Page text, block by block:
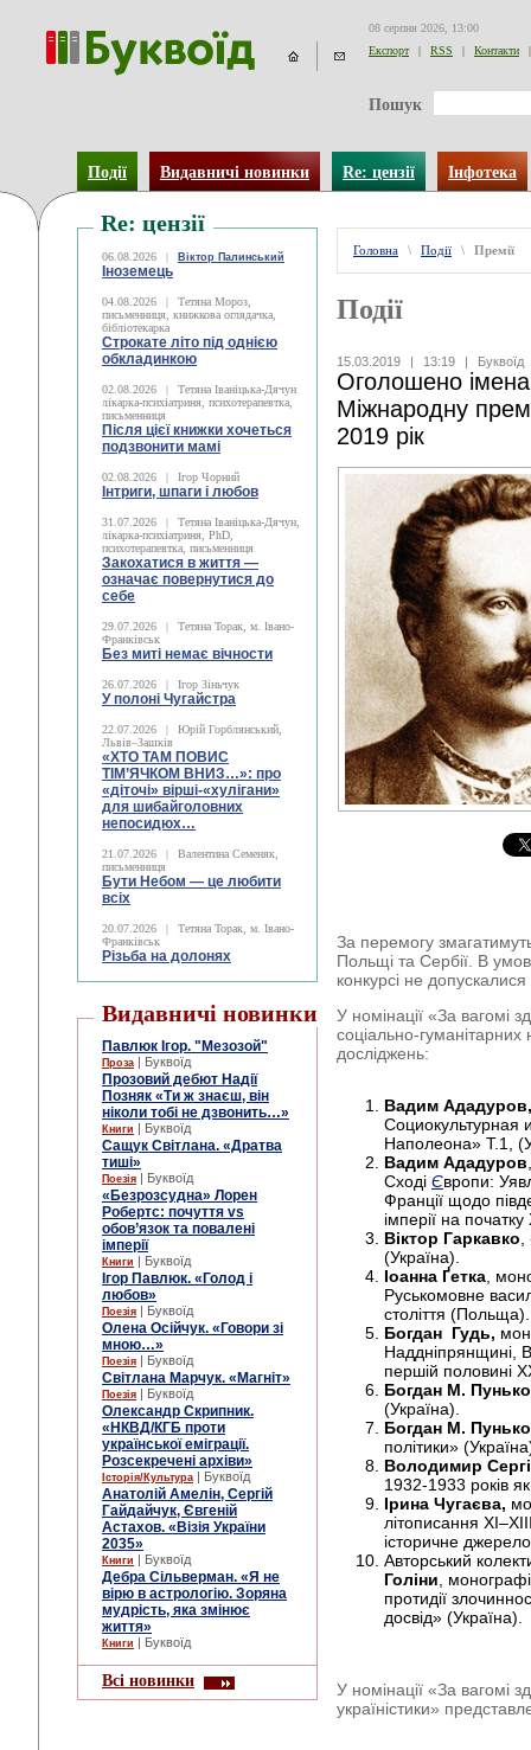
08 серпня 2026, 13:00
Експорт
| RSS | Контакти |
Пошук
Події Видавничі новинки Re: цензії Інфотека
Re: цензії
06.08.2026 | Віктор Палинський
Іноземець
04.08.2026 |
Тетяна Мороз,
письменниця, книжкова оглядачка,
бібліотекарка
Строкате літо під однією
обкладинкою
02.08.2026 |
Тетяна Іваніцька-Дячун
лікарка-психіатриня, психотерапевтка,
письменниця
Після цієї книжки хочеться
подзвонити мамі
02.08.2026 | Ігор Чорний
Інтриги, шпаги і любов
31.07.2026 |
Тетяна Іваніцька-Дячун,
лікарка-психіатриня, PhD,
психотерапевтка, письменниця
Закохатися в життя —
означає повернутися до
себе
29.07.2026 |
Тетяна Торак, м. Івано-
Франківськ
Без миті немає вічности
26.07.2026 | Ігор Зіньчук
У полоні Чугайстра
22.07.2026 |
Юрій Горблянський,
Львів–Зашків
«ХТО ТАМ ПОВИС
ТІМ’ЯЧКОМ ВНИЗ…»: про
«діточі» вірші-«хулігани»
для шибайголовних
непосидюх…
21.07.2026 |
Валентина Семеняк,
письменниця
Бути Небом ― це любити
всіх
20.07.2026 |
Тетяна Торак, м. Івано-
Франківськ
Різьба на долонях
Видавничі новинки
Павлюк Ігор. "Мезозой"
Проза | Буквоїд
Прозовий дебют Надії
Позняк «Ти ж знаєш, він
ніколи тобі не дзвонить…»
Книги | Буквоїд
Сащук Світлана. «Дратва
тиші»
Поезія | Буквоїд
«Безрозсудна» Лорен
Робертс: почуття vs
обов’язок та повалені
імперії
Книги | Буквоїд
Ігор Павлюк. «Голод і
любов»
Поезія | Буквоїд
Олена Осійчук. «Говори зі
мною…»
Поезія | Буквоїд
Світлана Марчук. «Магніт»
Поезія | Буквоїд
Олександр Скрипник.
«НКВД/КГБ проти
української еміграції.
Розсекречені архіви»
Історія/Культура | Буквоїд
Анатолій Амелін, Сергій
Гайдайчук, Євгеній
Астахов. «Візія України
2035»
Книги | Буквоїд
Дебра Сільверман. «Я не
вірю в астрологію. Зоряна
мудрість, яка змінює
життя»
Книги | Буквоїд
Всі новинки
Головна \ Події \ Премії
Події
15.03.2019 | 13:19 | Буквоїд
Оголошено
Міжнародну
2019 рік
За перемогу
Польщі та Сербії. В
конкурсі не
У номінації «За вагомі
соціально-
досліджень:
Вадим
Социокультурная
Наполеона» Т.1,
Вадим Ададуров
Сході Європи:
Франції щодо
імперії на
Віктор Гаркавко,
(Україна).
Іоанна Ґетка,
Руськомовне
століття (Польща).
Богдан Гудь,
Наддніпрянщині,
першій половині
Богдан М.
(Україна).
Богдан М.
політики»
Володимир
1932-1933 років
Ірина Чугаєва,
літописання
історичне
Авторський
Голіни,
протидії
досвід» (Україна).
У номінації «За вагомі
україністики»